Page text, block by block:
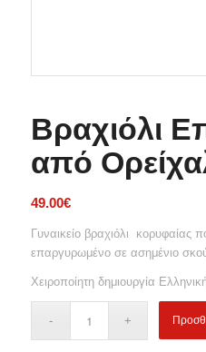
Βραχιόλι
από
49.00€
Γυναικείο βραχιόλι κορυφαίας
επαργυρωμένο σε ασημένιο
Χειροποίητη δημιουργία